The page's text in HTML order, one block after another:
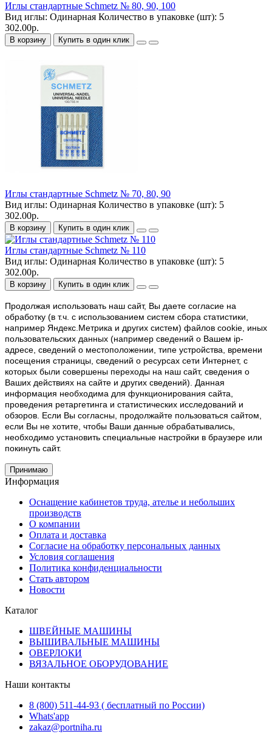
Иглы стандартные Schmetz № 80, 90, 100
Вид иглы: Одинарная Количество в упаковке (шт): 5
302.00р.
В корзину Купить в один клик
Иглы стандартные Schmetz № 70, 80, 90
Вид иглы: Одинарная Количество в упаковке (шт): 5
302.00р.
В корзину Купить в один клик
Иглы стандартные Schmetz № 110
Вид иглы: Одинарная Количество в упаковке (шт): 5
302.00р.
В корзину Купить в один клик
Продолжая использовать наш cайт, Вы даете согласие на
обработку (в т.ч. с использованием систем сбора статистики,
например Яндекс.Метрика и других систем) файлов cookie, иных
пользовательских данных (например сведений о Вашем ip-
адресе, сведений о местоположении, типе устройства, времени
посещения страницы, сведений о ресурсах сети Интернет, с
которых были совершены переходы на наш сайт, сведения о
Ваших действиях на сайте и других сведений). Данная
информация необходима для функционирования сайта,
проведения ретаргетинга и статистических исследований и
обзоров. Если Вы согласны, продолжайте пользоваться сайтом,
если Вы не хотите, чтобы Ваши данные обрабатывались,
необходимо установить специальные настройки в браузере или
покинуть сайт.
Принимаю
Информация
Оснащение кабинетов труда, ателье и небольших
производств
О компании
Оплата и доставка
Согласие на обработку персональных данных
Условия соглашения
Политика конфиденциальности
Стать автором
Новости
Каталог
ШВЕЙНЫЕ МАШИНЫ
ВЫШИВАЛЬНЫЕ МАШИНЫ
ОВЕРЛОКИ
ВЯЗАЛЬНОЕ ОБОРУДОВАНИЕ
Наши контакты
8 (800) 511-44-93 ( бесплатный по России)
Whats'app
zakaz@portniha.ru